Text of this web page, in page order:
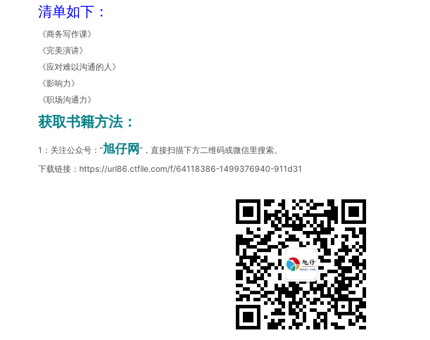
清单如下：
《商务写作课》
《完美演讲》
《应对难以沟通的人》
《影响力》
《职场沟通力》
获取书籍方法：
1：关注公众号：“旭仔网”，直接扫描下方二维码或微信里搜索。
下载链接： https://url86.ctfile.com/f/64118386-1499376940-911d31